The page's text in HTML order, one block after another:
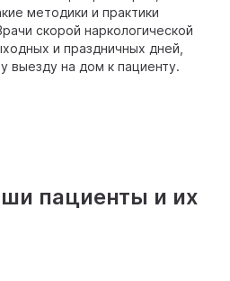
методики и практики
скорой наркологической
и праздничных дней,
выезду на дом к пациенту.
пациенты и их